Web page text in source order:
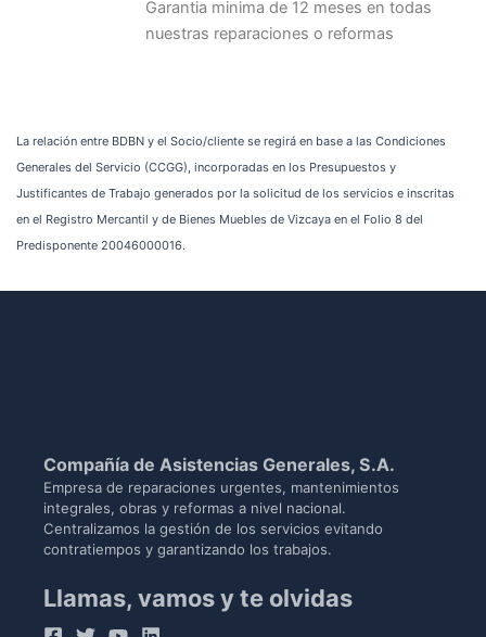
Garantia minima de 12 meses en todas
nuestras reparaciones o reformas
La relación entre BDBN y el Socio/cliente se regirá en base a las Condiciones
Generales del Servicio (CCGG), incorporadas en los Presupuestos y
Justificantes de Trabajo generados por la solicitud de los servicios e inscritas
en el Registro Mercantil y de Bienes Muebles de Vizcaya en el Folio 8 del
Predisponente 20046000016.
Compañía de Asistencias Generales, S.A.
Empresa de reparaciones urgentes, mantenimientos
integrales, obras y reformas a nivel nacional.
Centralizamos la gestión de los servicios evitando
contratiempos y garantizando los trabajos.
Llamas, vamos y te olvidas